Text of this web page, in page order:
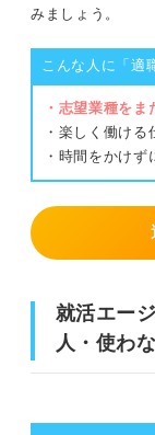
みましょう。
こんな人に「適
・志望業種をま
・楽しく働ける
・時間をかけず
就活エー
人・使わ